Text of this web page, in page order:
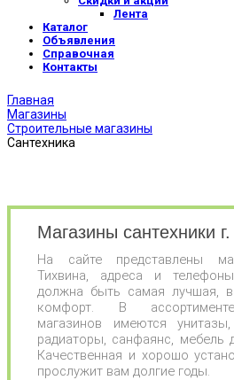
Лента
Каталог
Объявления
Справочная
Контакты
Главная
Магазины
Строительные магазины
Сантехника
Магазины сантехники
На сайте представлены
Тихвина, адреса и
должна быть самая лучшая,
комфорт. В
магазинов имеются
радиаторы, санфаянс, мебель
Качественная и хорошо
прослужит вам долгие годы.